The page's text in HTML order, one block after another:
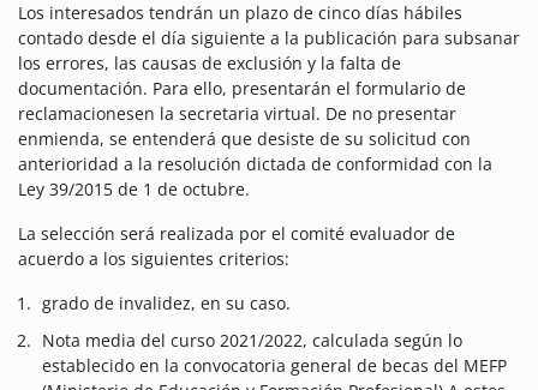
Los interesados tendrán un plazo de cinco días hábiles
contado desde el día siguiente a la publicación para subsanar
los errores, las causas de exclusión y la falta de
documentación. Para ello, presentarán el formulario de
reclamacionesen la secretaria virtual. De no presentar
enmienda, se entenderá que desiste de su solicitud con
anterioridad a la resolución dictada de conformidad con la
Ley 39/2015 de 1 de octubre.
La selección será realizada por el comité evaluador de
acuerdo a los siguientes criterios:
grado de invalidez, en su caso.
Nota media del curso 2021/2022, calculada según lo
establecido en la convocatoria general de becas del MEFP